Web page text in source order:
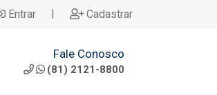
Entrar | Cadastrar
Fale Conosco
(81) 2121-8800